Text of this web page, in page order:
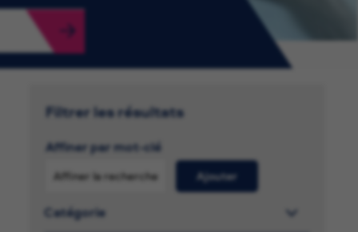
Filtrer les résultats
Affiner par mot-clé
Ajouter
Catégorie